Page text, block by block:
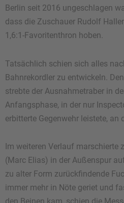
Berlin seit 2016 ungeschlagen
dass die Zuschauer Rudolf
1,6:1-Favoritenthron hoben.
Tatsächlich schien sich alles
Bahnrekordler zu entwickeln.
strebte der Ausnahmetraber in
Anfangsphase, in der nur
erbitterte Gegenwehr leistete, an
Im weiteren Verlauf marschierte
(Marc Elias) in der Außenspur
zu alter Form zurückfindende
immer mehr in Nöte geriet und